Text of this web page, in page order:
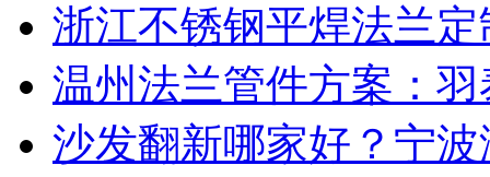
浙江不锈钢平焊法兰
温州法兰管件方案：
沙发翻新哪家好？宁